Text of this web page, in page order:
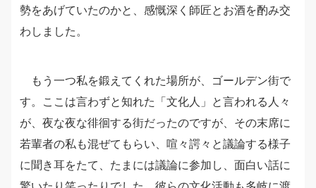
勢をあげていたのかと、感慨深く師匠とお酒を酌み交
わしました。
もう一つ私を鍛えてくれた場所が、ゴールデン街で
す。ここは言わずと知れた「文化人」と言われる人々
が、夜な夜な徘徊する街だったのですが、その末席に
若輩者の私も混ぜてもらい、喧々諤々と議論する様子
に聞き耳をたて、たまには議論に参加し、面白い話に